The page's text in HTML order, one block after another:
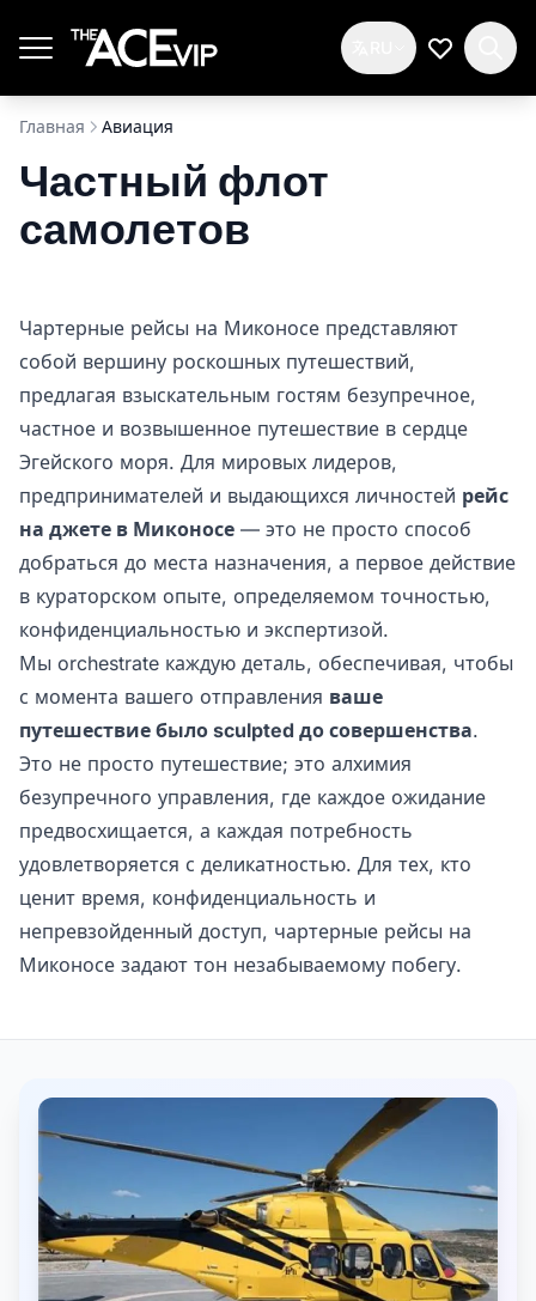
Мой
Главная Авиация
Частный флот
самолетов
Чартерные рейсы на Миконосе представляют
собой вершину роскошных путешествий,
предлагая взыскательным гостям безупречное,
частное и возвышенное путешествие в сердце
Эгейского моря. Для мировых лидеров,
предпринимателей и выдающихся личностей рейс
на джете в Миконосе — это не просто способ
добраться до места назначения, а первое действие
в кураторском опыте, определяемом точностью,
конфиденциальностью и экспертизой.
Мы orchestrate каждую деталь, обеспечивая, чтобы
с момента вашего отправления ваше
путешествие было sculpted до совершенства.
Это не просто путешествие; это алхимия
безупречного управления, где каждое ожидание
предвосхищается, а каждая потребность
удовлетворяется с деликатностью. Для тех, кто
ценит время, конфиденциальность и
непревзойденный доступ, чартерные рейсы на
Миконосе задают тон незабываемому побегу.